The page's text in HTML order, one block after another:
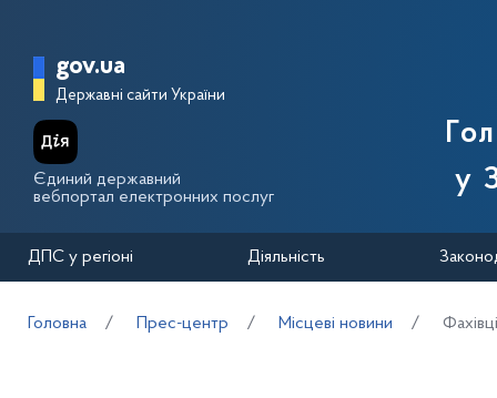
Головна сторінка Державної
gov.ua
Державні сайти України
Єдиний державний
вебпортал електронних послуг
у
ДПС у регіоні Діяльність
Головна Прес-центр Місцеві новини